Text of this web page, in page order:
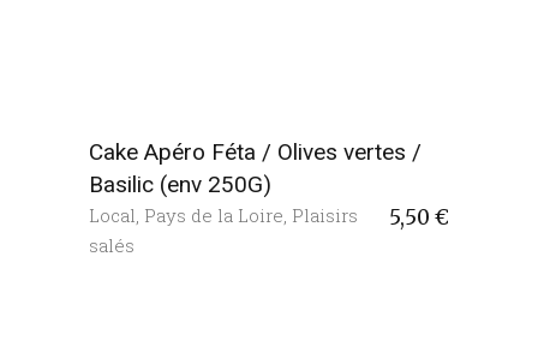
Cake Apéro Féta / Olives vertes /
Basilic (env 250G)
5,50 €
Local Pays de la Loire Plaisirs
salés